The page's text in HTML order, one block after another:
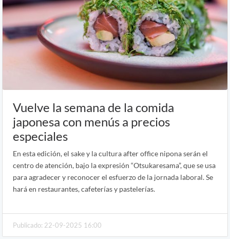
Vuelve la semana de la comida
japonesa con menús a precios
especiales
En esta edición, el sake y la cultura after office nipona serán el
centro de atención, bajo la expresión “Otsukaresama”, que se usa
para agradecer y reconocer el esfuerzo de la jornada laboral. Se
hará en restaurantes, cafeterías y pastelerías.
Publicado: 22-09-2025 16:00